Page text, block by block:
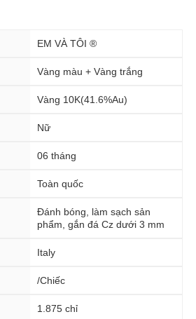
EM VÀ TÔI ®
Vàng màu + Vàng trắng
Vàng 10K(41.6%Au)
Nữ
06 tháng
Toàn quốc
Đánh bóng, làm sạch sản
phẩm, gắn đá Cz dưới 3 mm
Italy
/Chiếc
1.875 chỉ